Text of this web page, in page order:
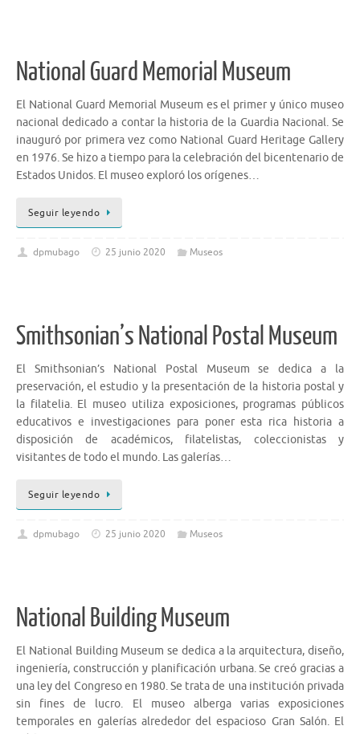
National Guard Memorial Museum
El National Guard Memorial Museum es el primer y único museo
nacional dedicado a contar la historia de la Guardia Nacional. Se
inauguró por primera vez como National Guard Heritage Gallery
en 1976. Se hizo a tiempo para la celebración del bicentenario de
Estados Unidos. El museo exploró los orígenes…
Seguir leyendo
dpmubago 25 junio 2020 Museos
Smithsonian’s National Postal Museum
El Smithsonian’s National Postal Museum se dedica a la
preservación, el estudio y la presentación de la historia postal y
la filatelia. El museo utiliza exposiciones, programas públicos
educativos e investigaciones para poner esta rica historia a
disposición de académicos, filatelistas, coleccionistas y
visitantes de todo el mundo. Las galerías…
Seguir leyendo
dpmubago 25 junio 2020 Museos
National Building Museum
El National Building Museum se dedica a la arquitectura, diseño,
ingeniería, construcción y planificación urbana. Se creó gracias a
una ley del Congreso en 1980. Se trata de una institución privada
sin fines de lucro. El museo alberga varias exposiciones
temporales en galerías alrededor del espacioso Gran Salón. El